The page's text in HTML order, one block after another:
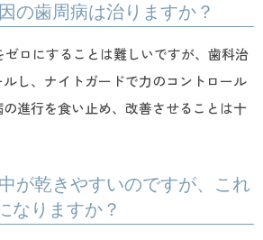
の歯周病は治りますか？
ゼロにすることは難しいですが、歯科治
し、ナイトガードで力のコントロール
進行を食い止め、改善させることは十
が乾きやすいのですが、これ
なりますか？